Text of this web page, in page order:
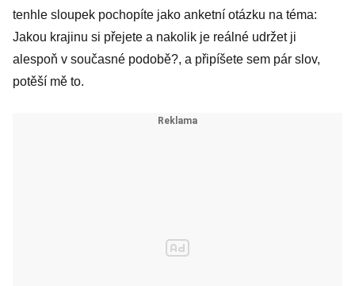
tenhle sloupek pochopíte jako anketní otázku na téma:
Jakou krajinu si přejete a nakolik je reálné udržet ji
alespoň v současné podobě?, a připíšete sem pár slov,
potěší mě to.